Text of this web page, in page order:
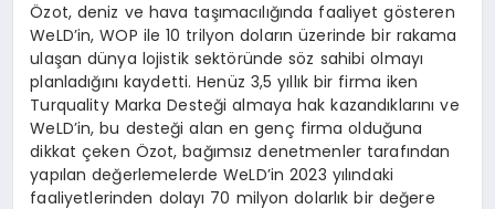
Özot, deniz ve hava taşımacılığında faaliyet gösteren
WeLD’in, WOP ile 10 trilyon doların üzerinde bir rakama
ulaşan dünya lojistik sektöründe söz sahibi olmayı
planladığını kaydetti.Henüz 3,5 yıllık bir firma iken
TurqualityMarka Desteği almaya hak kazandıklarını ve
WeLD’in, bu desteği alan en genç firma olduğuna
dikkat çeken Özot, bağımsız denetmenler tarafından
yapılan değerlemelerdeWeLD’in 2023 yılındaki
faaliyetlerinden dolayı 70 milyon dolarlık bir değere